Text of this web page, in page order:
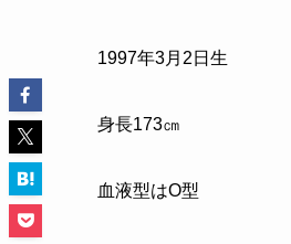
1997年3月2日生
身長173㎝
血液型はO型